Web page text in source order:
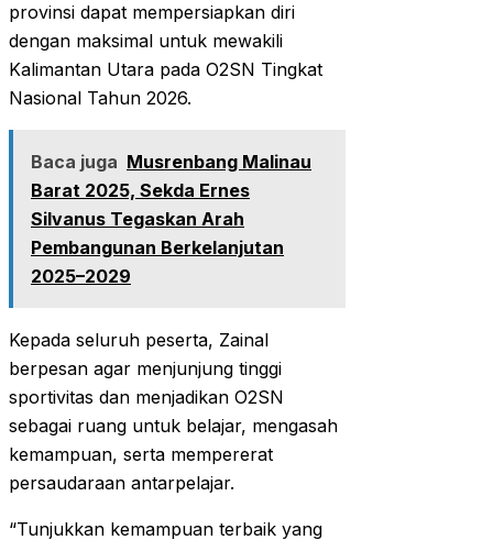
provinsi dapat mempersiapkan diri
dengan maksimal untuk mewakili
Kalimantan Utara pada O2SN Tingkat
Nasional Tahun 2026.
Baca juga Musrenbang Malinau
Barat 2025, Sekda Ernes
Silvanus Tegaskan Arah
Pembangunan Berkelanjutan
2025–2029
Kepada seluruh peserta, Zainal
berpesan agar menjunjung tinggi
sportivitas dan menjadikan O2SN
sebagai ruang untuk belajar, mengasah
kemampuan, serta mempererat
persaudaraan antarpelajar.
“Tunjukkan kemampuan terbaik yang